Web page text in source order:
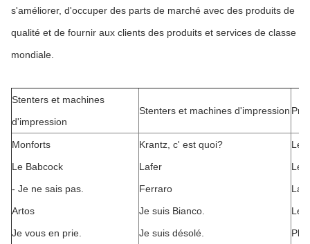
s'améliorer, d'occuper des parts de marché avec des produits de
qualité et de fournir aux clients des produits et services de classe
mondiale.
Stenters et machines
d'impression
Stenters et machines d'impression
Monforts
Le Babcock
- Je ne sais pas.
Artos
Je vous en prie.
Krantz, c' est quoi?
Lafer
Ferraro
Je suis Bianco.
Je suis désolé.
Le
Le
La
Le